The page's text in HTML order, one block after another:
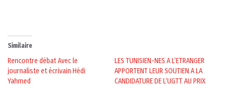
Similaire
Rencontre débat Avec le
journaliste et écrivain Hédi
Yahmed
LES TUNISIEN-NES A L’ETRANGER
APPORTENT LEUR SOUTIEN A LA
CANDIDATURE DE L’UGTT AU PRIX